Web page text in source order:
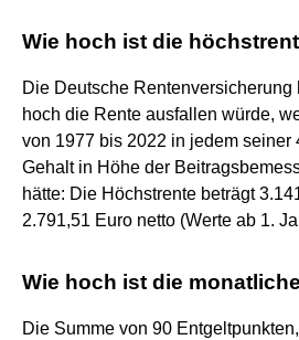
Wie hoch ist die
Die Deutsche
hoch die Rente ausfallen würde,
von 1977 bis 2022 in jedem seiner
Gehalt in Höhe der
hätte: Die Höchstrente beträgt
2.791,51 Euro netto (Werte ab 1.
Wie hoch ist die
Die Summe von 90